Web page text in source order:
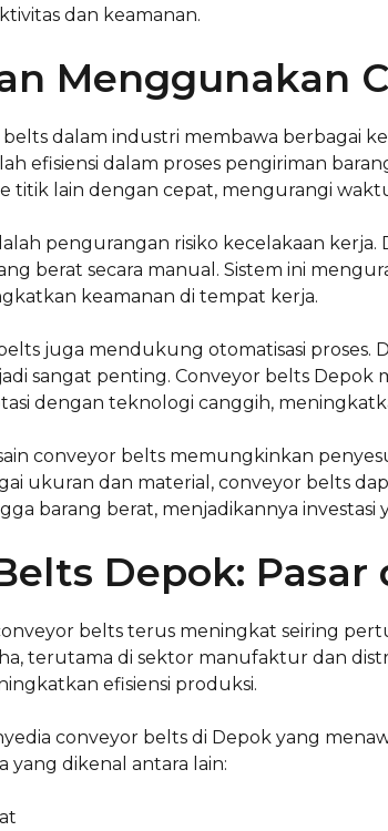
dan keamanan.
Menggunakan
dalam industri membawa berbagai
efisiensi dalam proses pengiriman
titik lain dengan cepat, mengurangi
pengurangan risiko kecelakaan kerja.
berat secara manual. Sistem ini
keamanan di tempat kerja.
juga mendukung otomatisasi proses.
sangat penting. Conveyor belts
dengan teknologi canggih,
conveyor belts memungkinkan
ukuran dan material, conveyor belts
barang berat, menjadikannya investasi
Depok: Pasar
belts terus meningkat seiring
terutama di sektor manufaktur dan
efisiensi produksi.
conveyor belts di Depok yang
yang dikenal antara lain: